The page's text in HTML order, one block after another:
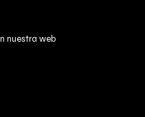
nuestra web